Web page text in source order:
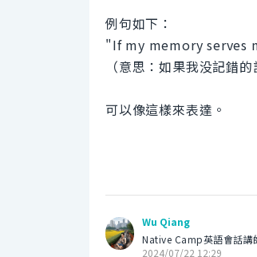
例句如下：
"If my memory serves
（意思：如果我没記錯
可以像這樣來表達。
Wu Qiang
Native Camp英語會話講
2024/07/22 12:29